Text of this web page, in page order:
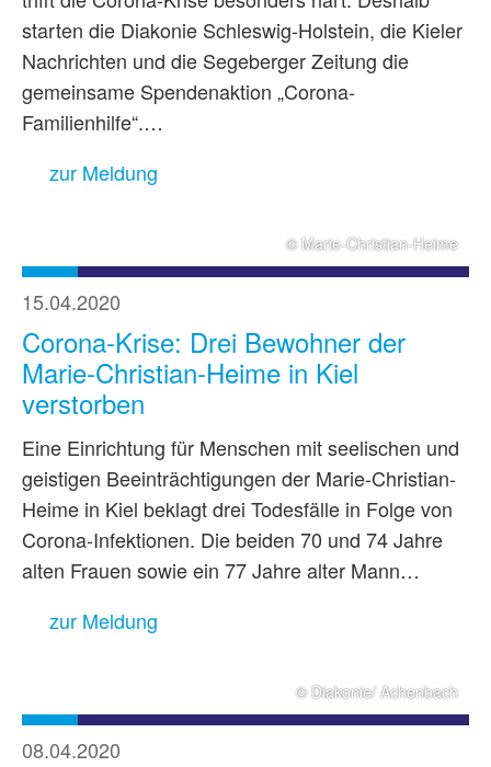
starten die Diakonie Schleswig-Holstein, die Kieler
Nachrichten und die Segeberger Zeitung die
gemeinsame Spendenaktion „Corona-
Familienhilfe“.…
zur Meldung
© Marie-Christian-Heime
15.04.2020
Corona-Krise: Drei Bewohner der
Marie-Christian-Heime in Kiel
verstorben
Eine Einrichtung für Menschen mit seelischen und
geistigen Beeinträchtigungen der Marie-Christian-
Heime in Kiel beklagt drei Todesfälle in Folge von
Corona-Infektionen. Die beiden 70 und 74 Jahre
alten Frauen sowie ein 77 Jahre alter Mann…
zur Meldung
© Diakonie/ Achenbach
08.04.2020